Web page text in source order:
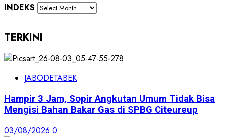
INDEKS
TERKINI
JABODETABEK
Hampir 3 Jam, Sopir Angkutan Umum Tidak Bisa
Mengisi Bahan Bakar Gas di SPBG Citeureup
03/08/2026 0